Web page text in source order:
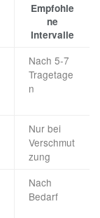
Empfohle
ne
Intervalle
Nach 5-7
Tragetage
n
Nur bei
Verschmut
zung
Nach
Bedarf